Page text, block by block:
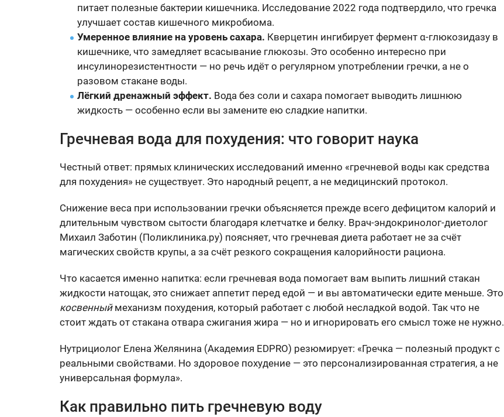
питает полезные бактерии кишечника. Исследование 2022 года подтвердило, что гречка
улучшает состав кишечного микробиома.
Умеренное влияние на уровень сахара. Кверцетин ингибирует фермент α-глюкозидазу в
кишечнике, что замедляет всасывание глюкозы. Это особенно интересно при
инсулинорезистентности — но речь идёт о регулярном употреблении гречки, а не о
разовом стакане воды.
Лёгкий дренажный эффект. Вода без соли и сахара помогает выводить лишнюю
жидкость — особенно если вы замените ею сладкие напитки.
Гречневая вода для похудения: что говорит наука
Честный ответ: прямых клинических исследований именно «гречневой воды как средства
для похудения» не существует. Это народный рецепт, а не медицинский протокол.
Снижение веса при использовании гречки объясняется прежде всего дефицитом калорий и
длительным чувством сытости благодаря клетчатке и белку. Врач-эндокринолог-диетолог
Михаил Заботин (Поликлиника.ру) поясняет, что гречневая диета работает не за счёт
магических свойств крупы, а за счёт резкого сокращения калорийности рациона.
Что касается именно напитка: если гречневая вода помогает вам выпить лишний стакан
жидкости натощак, это снижает аппетит перед едой — и вы автоматически едите меньше. Это
косвенныймеханизм похудения, который работает с любой несладкой водой. Так что не
стоит ждать от стакана отвара сжигания жира — но и игнорировать его смысл тоже не нужно.
Нутрициолог Елена Желянина (Академия EDPRO) резюмирует: «Гречка — полезный продукт с
реальными свойствами. Но здоровое похудение — это персонализированная стратегия, а не
универсальная формула».
Как правильно пить гречневую воду